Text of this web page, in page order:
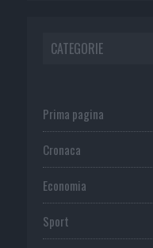
CATEGORIE
Prima pagina
Cronaca
Economia
Sport